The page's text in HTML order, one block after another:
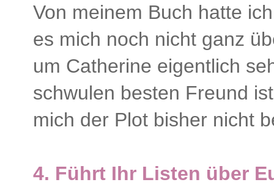
Von meinem Buch hatte
es mich noch nicht ganz
um Catherine eigentlich
schwulen besten Freund
mich der Plot bisher nicht
4. Führt Ihr Listen über